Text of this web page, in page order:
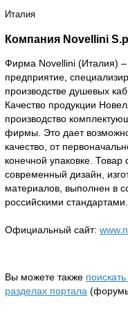
Италия
Компания Novellini
Фирма Novellini (Италия)
предприятие,
производстве душевых
Качество продукции
производство
фирмы. Это дает
качество, от
конечной упаковке.
современный дизайн,
материалов, выполнен в
российскими стандартами.
Официальный сайт:
Вы можете также
разделах портала